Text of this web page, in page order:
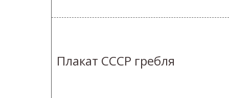
Плакат СССР гребля